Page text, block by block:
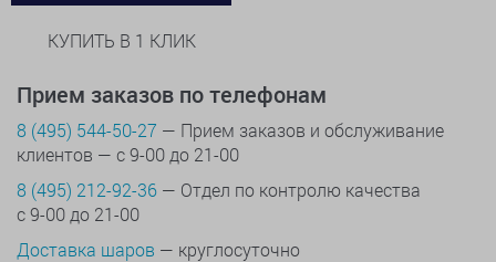
КУПИТЬ В 1 КЛИК
Прием заказов по телефонам
8 (495) 544-50-27 — Прием заказов и обслуживание
клиентов — с 9-00 до 21-00
8 (495) 212-92-36 — Отдел по контролю качества
с 9-00 до 21-00
Доставка шаров — круглосуточно